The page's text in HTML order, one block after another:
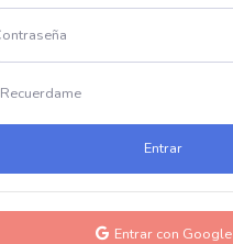
Recuerdame
Entrar con Google